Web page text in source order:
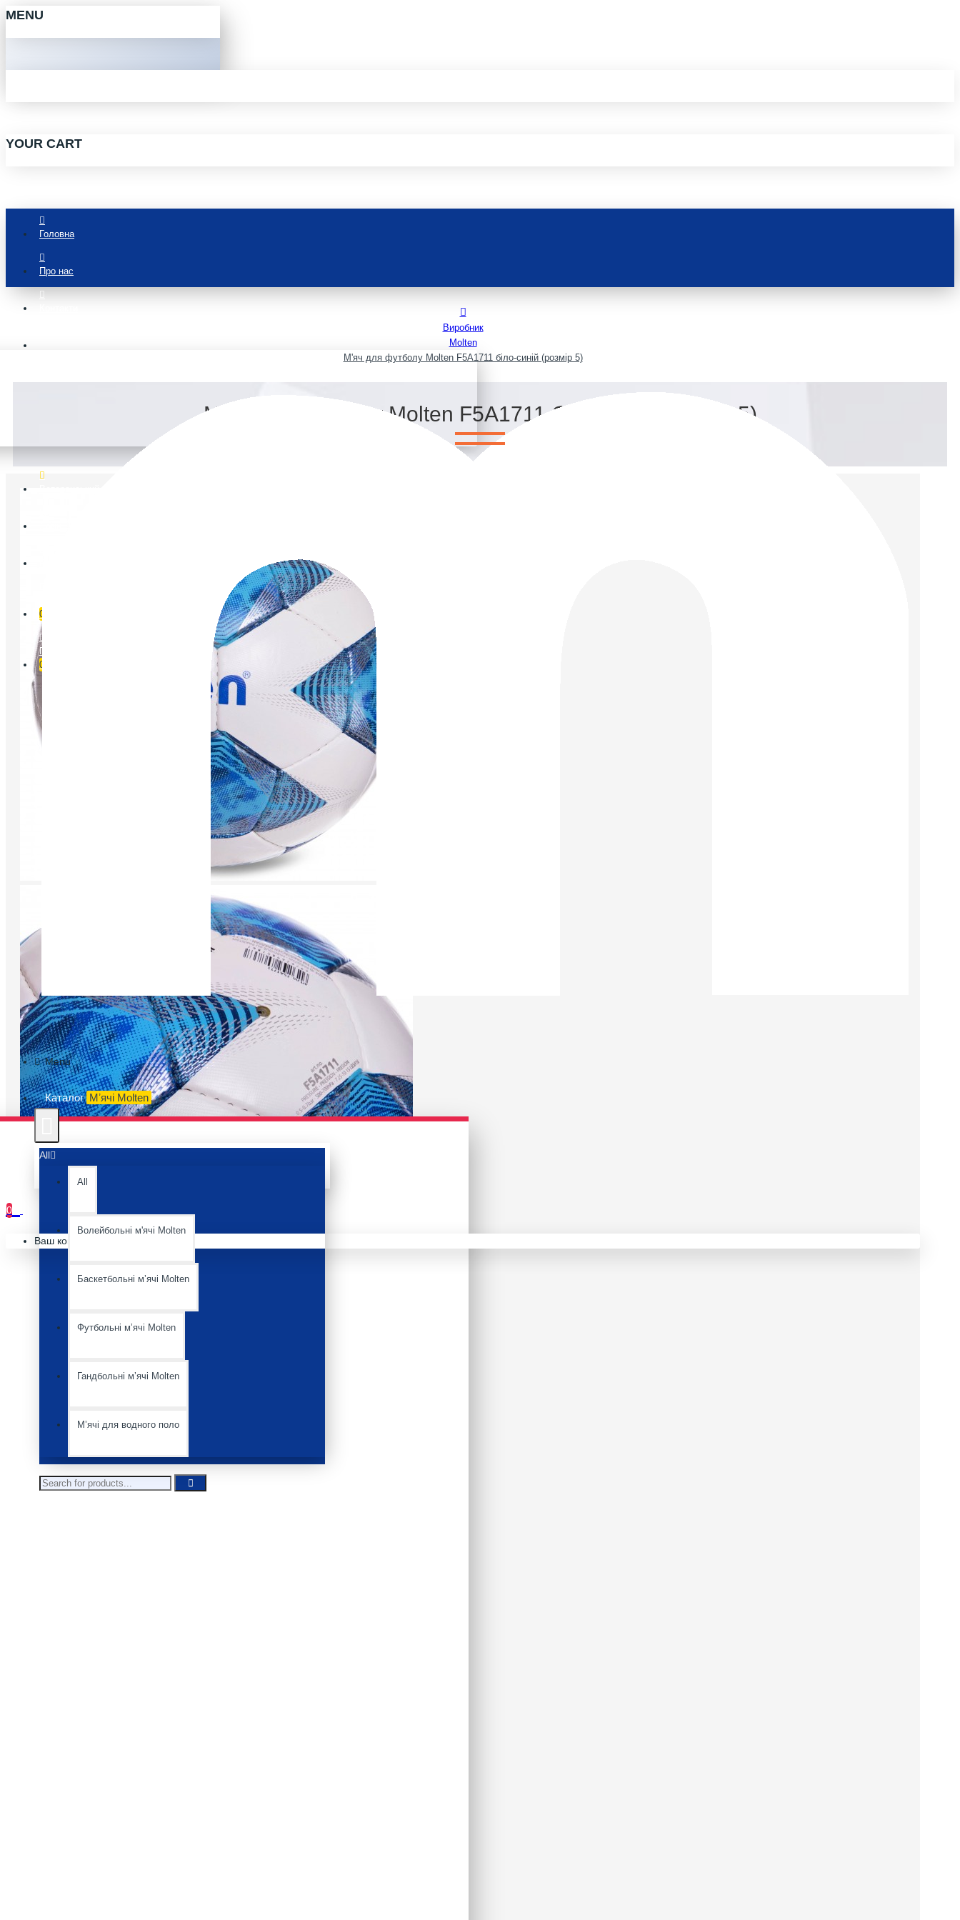
MENU
YOUR CART
Головна
Про нас
0
Порівняти
0
Menu
Каталог Мʼячі Molten
All
All
Волейбольні м'ячі Molten
Баскетбольні мʼячі Molten
Футбольні мʼячі Molten
Гандбольні мʼячі Molten
Мʼячі для водного поло
0
Ваш кошик порожній :(
Виробник
Molten
М'яч для футболу Molten F5A1711 біло-синій (розмір 5)
М'яч для футболу Molten F5A1711 біло-синій (розмір 5)